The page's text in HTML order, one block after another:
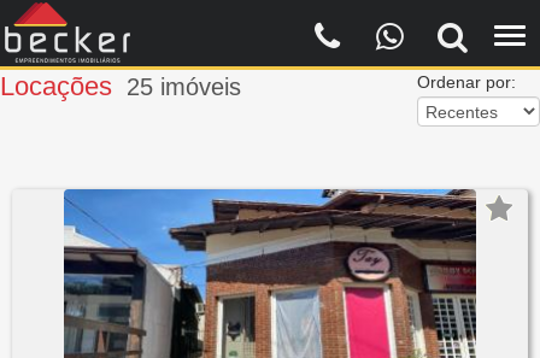
Filtros
Locações 25 imóveis Ordenar por: